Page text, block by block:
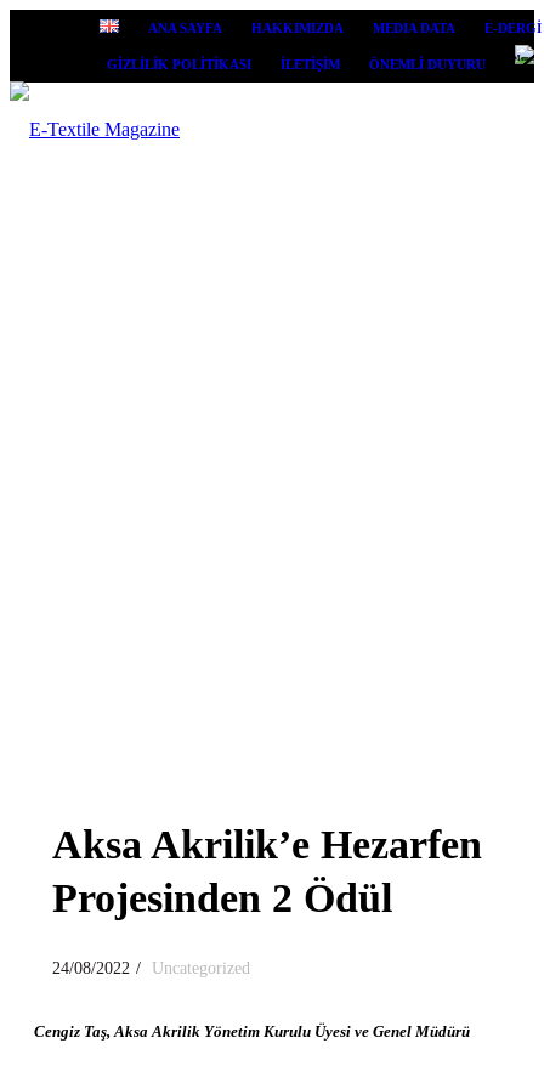
ANA SAYFA HAKKIMIZDA MEDIA DATA E-DERGİ
GİZLİLİK POLİTİKASI İLETİŞİM ÖNEMLİ DUYURU Menu
Aksa Akrilik’e Hezarfen
Projesinden 2 Ödül
24/08/2022 / Uncategorized
Cengiz Taş, Aksa Akrilik Yönetim Kurulu Üyesi ve Genel Müdürü